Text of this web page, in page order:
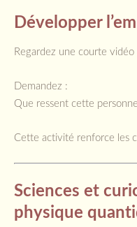
Développer
Regardez une courte vidéo
Demandez :
Que ressent cette
Cette activité renforce les
Sciences et
physique